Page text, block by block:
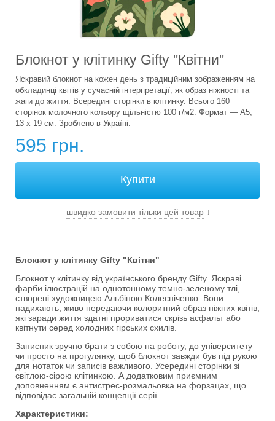
Блокнот у клітинку Gifty "Квітни"
Яскравий блокнот на кожен день з традиційним зображенням на
обкладинці квітів у сучасній інтерпретації, як образ ніжності та
жаги до життя. Всередині сторінки в клітинку. Всього 160
сторінок молочного кольору щільністю 100 г/м2. Формат — А5,
13 х 19 см. Зроблено в Україні.
595 грн.
швидко замовити тільки цей товар↓
Блокнот у клітинку Gifty "Квітни"
Блокнот у клітинку від українського бренду Gifty. Яскраві
фарби ілюстрацій на однотонному темно-зеленому тлі,
створені художницею Альбіною Колесніченко. Вони
надихають, живо передаючи колоритний образ ніжних квітів,
які заради життя здатні прориватися скрізь асфальт або
квітнути серед холодних гірських схилів.
Записник зручно брати з собою на роботу, до університету
чи просто на прогулянку, щоб блокнот завжди був під рукою
для нотаток чи записів важливого. Усередині сторінки зі
світлою-сірою клітинкою. А додатковим приємним
доповненням є антистрес-розмальовка на форзацах, що
відповідає загальній концепції серії.
Характеристики: